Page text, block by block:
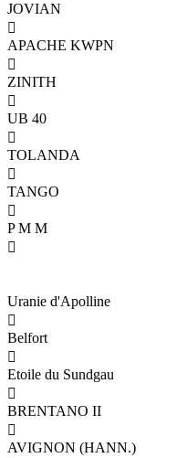
JOVIAN

APACHE KWPN

ZINITH

UB 40

TOLANDA

TANGO

P M M

Uranie d'Apolline

Belfort

Etoile du Sundgau

BRENTANO II

AVIGNON (HANN.)